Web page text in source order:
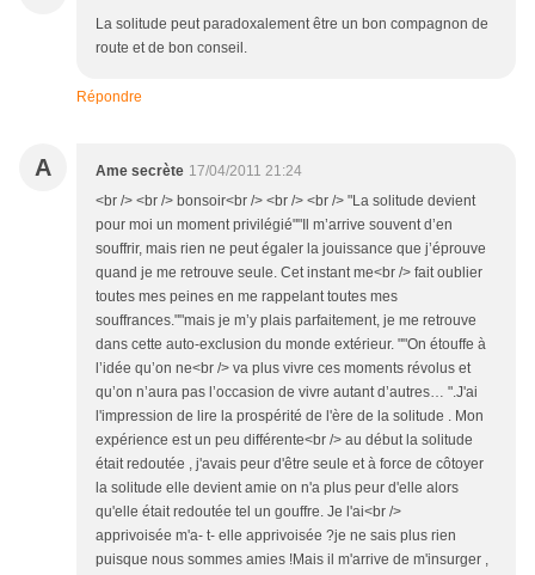
La solitude peut paradoxalement être un bon compagnon de
route et de bon conseil.
Répondre
A Ame secrète 17/04/2011 21:24
<br /> <br /> bonsoir<br /> <br /> <br /> "La solitude devient
pour moi un moment privilégié""Il m’arrive souvent d’en
souffrir, mais rien ne peut égaler la jouissance que j’éprouve
quand je me retrouve seule. Cet instant me<br /> fait oublier
toutes mes peines en me rappelant toutes mes
souffrances.""mais je m’y plais parfaitement, je me retrouve
dans cette auto-exclusion du monde extérieur. ""On étouffe à
l’idée qu’on ne<br /> va plus vivre ces moments révolus et
qu’on n’aura pas l’occasion de vivre autant d’autres… ".J'ai
l'impression de lire la prospérité de l'ère de la solitude . Mon
expérience est un peu différente<br /> au début la solitude
était redoutée , j'avais peur d'être seule et à force de côtoyer
la solitude elle devient amie on n'a plus peur d'elle alors
qu'elle était redoutée tel un gouffre. Je l'ai<br />
apprivoisée m'a- t- elle apprivoisée ?je ne sais plus rien
puisque nous sommes amies !Mais il m'arrive de m'insurger ,